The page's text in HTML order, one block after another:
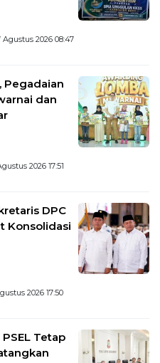
Agustus 2026 08:47
Pegadaian
dan
2026 17:51
DPC
Konsolidasi
2026 17:50
Tetap